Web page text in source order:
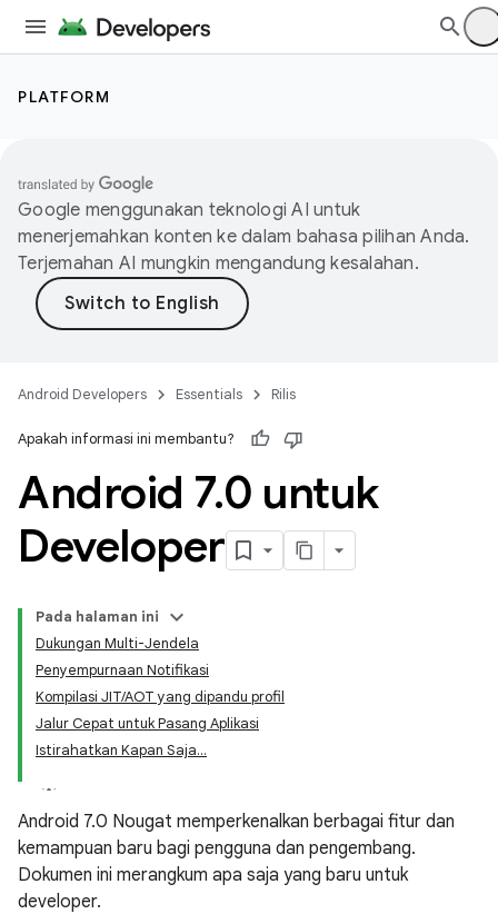
PLATFORM
Google menggunakan teknologi AI untuk
menerjemahkan konten ke dalam bahasa pilihan Anda.
Terjemahan AI mungkin mengandung kesalahan.
Android Developers Essentials Rilis
Apakah informasi ini membantu?
Android 7.0 untuk
Developer
Pada halaman ini
Dukungan Multi-Jendela
Penyempurnaan Notifikasi
Kompilasi JIT/AOT yang dipandu profil
Jalur Cepat untuk Pasang Aplikasi
Istirahatkan Kapan Saja...
Android 7.0 Nougat memperkenalkan berbagai fitur dan
kemampuan baru bagi pengguna dan pengembang.
Dokumen ini merangkum apa saja yang baru untuk
developer.